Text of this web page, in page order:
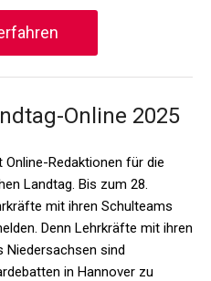
Online 2025
Redaktionen für die
Landtag. Bis zum 28.
mit ihren Schulteams
Denn Lehrkräfte mit ihren
Niedersachsen sind
in Hannover zu